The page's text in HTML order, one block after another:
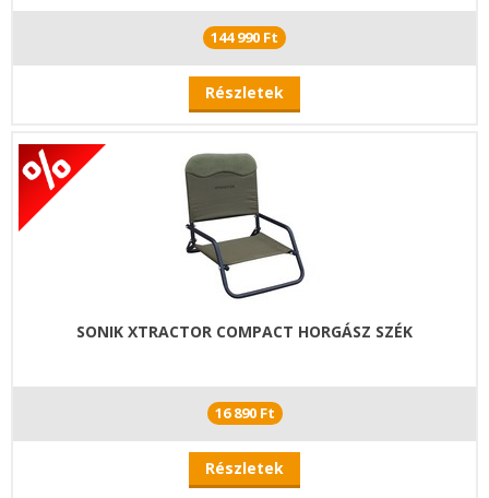
144 990 Ft
Részletek
SONIK XTRACTOR COMPACT HORGÁSZ SZÉK
16 890 Ft
Részletek